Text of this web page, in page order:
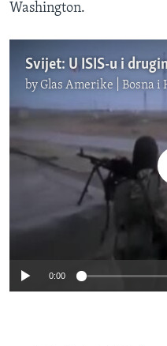
Washington.
byGlas Amerike | Bosna i
No media
0:00